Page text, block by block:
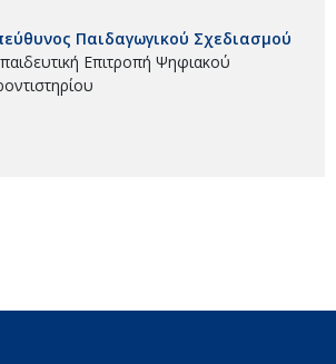
Παιδαγωγικού Σχεδιασμού
Επιτροπή Ψηφιακού